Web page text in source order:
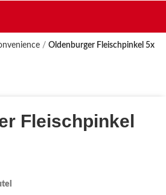
Oldenburger Fleischpinkel 5x
Fleischpinkel